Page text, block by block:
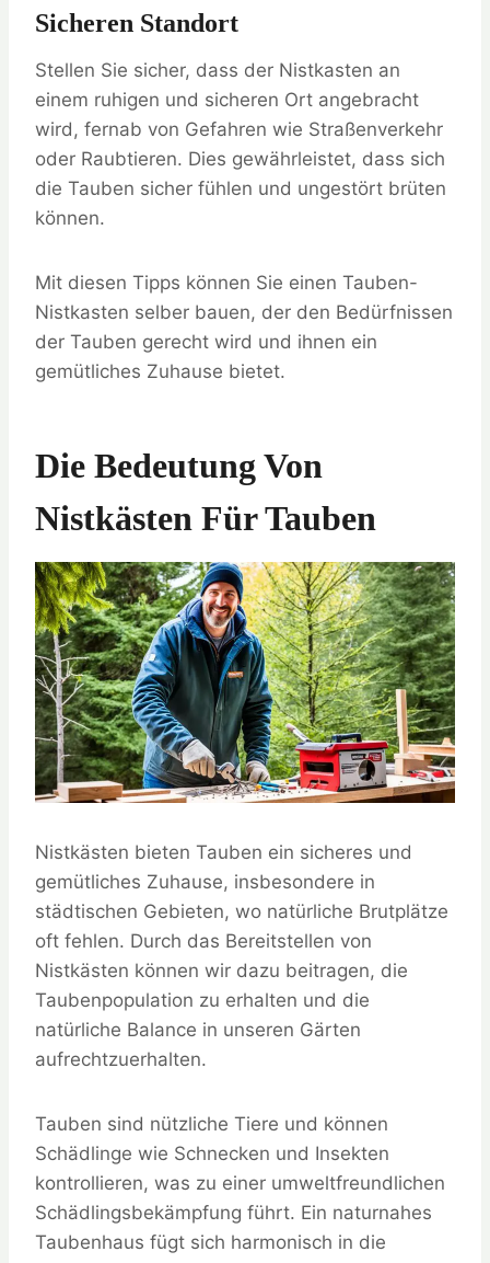
Sicheren Standort
Stellen Sie sicher, dass der Nistkasten an
einem ruhigen und sicheren Ort angebracht
wird, fernab von Gefahren wie Straßenverkehr
oder Raubtieren. Dies gewährleistet, dass sich
die Tauben sicher fühlen und ungestört brüten
können.
Mit diesen Tipps können Sie einen Tauben-
Nistkasten selber bauen, der den Bedürfnissen
der Tauben gerecht wird und ihnen ein
gemütliches Zuhause bietet.
Die Bedeutung Von
Nistkästen Für Tauben
Nistkästen bieten Tauben ein sicheres und
gemütliches Zuhause, insbesondere in
städtischen Gebieten, wo natürliche Brutplätze
oft fehlen. Durch das Bereitstellen von
Nistkästen können wir dazu beitragen, die
Taubenpopulation zu erhalten und die
natürliche Balance in unseren Gärten
aufrechtzuerhalten.
Tauben sind nützliche Tiere und können
Schädlinge wie Schnecken und Insekten
kontrollieren, was zu einer umweltfreundlichen
Schädlingsbekämpfung führt. Ein naturnahes
Taubenhaus fügt sich harmonisch in die